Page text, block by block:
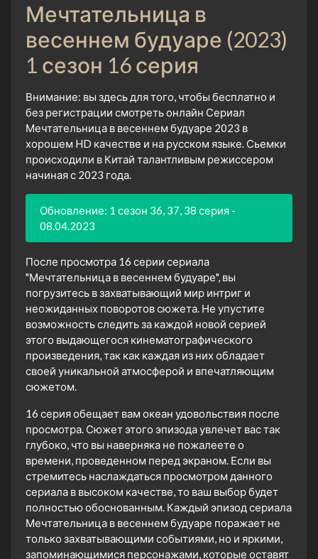
Мечтательница в
весеннем будуаре (2023)
1 сезон 16 серия
Внимание: вы здесь для того, чтобы бесплатно и
без регистрации смотреть онлайн Сериал
Мечтательница в весеннем будуаре 2023 в
хорошем HD качестве и на русском языке. Сьемки
происходили в Китай талантливым режиссером
начиная с 2023 года.
Обновление: 1 сезон 36, 37, 38 серия -
08.04.2023
После просмотра 16 серии сериала
"Мечтательница в весеннем будуаре", вы
погрузитесь в захватывающий мир интриг и
неожиданных поворотов сюжета. Не упустите
возможность следить за каждой новой серией
этого выдающегося кинематографического
произведения, так как каждая из них обладает
своей уникальной атмосферой и впечатляющим
сюжетом.
16 серия обещает вам океан удовольствия после
просмотра. Сюжет этого эпизода увлечет вас так
глубоко, что вы наверняка не пожалеете о
времени, проведенном перед экраном. Если вы
стремитесь наслаждаться просмотром данного
сериала в высоком качестве, то ваш выбор будет
полностью обоснованным. Каждый эпизод сериала
Мечтательница в весеннем будуаре поражает не
только захватывающими событиями, но и яркими,
запоминающимися персонажами, которые оставят